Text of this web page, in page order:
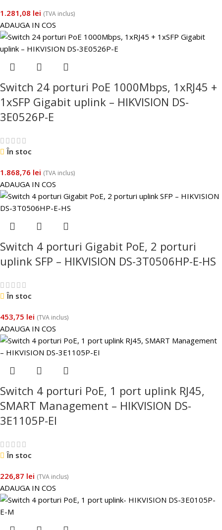
1.281,08 lei (TVA inclus)
ADAUGA IN COS
Switch 24 porturi PoE 1000Mbps, 1xRJ45 +
1xSFP Gigabit uplink – HIKVISION DS-
3E0526P-E
În stoc
1.868,76 lei (TVA inclus)
ADAUGA IN COS
Switch 4 porturi Gigabit PoE, 2 porturi
uplink SFP – HIKVISION DS-3T0506HP-E-HS
În stoc
453,75 lei (TVA inclus)
ADAUGA IN COS
Switch 4 porturi PoE, 1 port uplink RJ45,
SMART Management – HIKVISION DS-
3E1105P-EI
În stoc
226,87 lei (TVA inclus)
ADAUGA IN COS